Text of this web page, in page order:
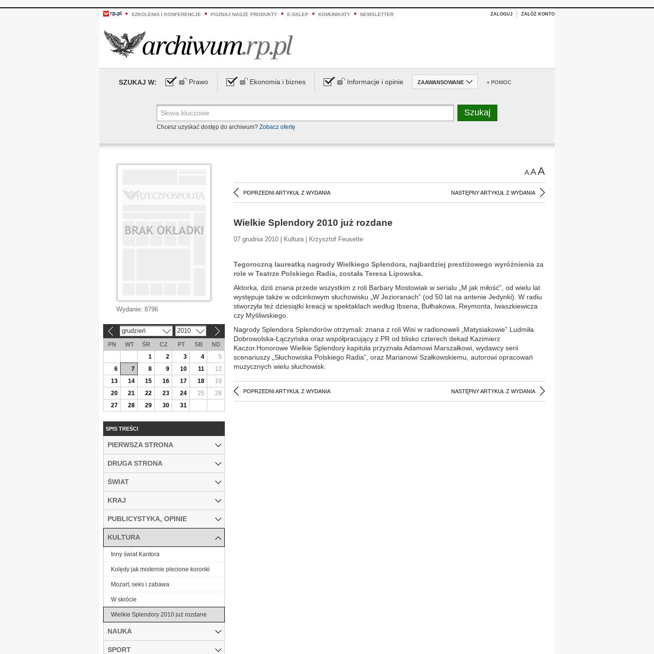
SZKOLENIA I KONFERENCJE POZNAJ NASZE PRODUKTY E-SKLEP KOMUNIKATY NEWSLETTER ZALOGUJ ZAŁÓŻ KONTO
SZUKAJ W: Prawo Ekonomia i biznes Informacje i opinie ZAAWANSOWANE + POMOC
Chcesz uzyskać dostęp do archiwum? Zobacz ofertę
AAA
POPRZEDNI ARTYKUŁ Z WYDANIA NASTĘPNY ARTYKUŁ Z WYDANIA
Wielkie Splendory 2010 już rozdane
07 grudnia 2010 | Kultura | Krzysztof Feusette
Tegoroczną laureatką nagrody Wielkiego Splendora, najbardziej prestiżowego wyróżnienia za
role w Teatrze Polskiego Radia, została Teresa Lipowska.
Aktorka, dziś znana przede wszystkim z roli Barbary Mostowiak w serialu „M jak miłość”, od wielu lat
występuje także w odcinkowym słuchowisku „W Jezioranach” (od 50 lat na antenie Jedynki). W radiu
stworzyła też dziesiątki kreacji w spektaklach według Ibsena, Bułhakowa, Reymonta, Iwaszkiewicza
czy Myśliwskiego.
Nagrody Splendora Splendorów otrzymali: znana z roli Wisi w radionoweli „Matysiakowie” Ludmiła
Dobrowolska-Łączyńska oraz współpracujący z PR od blisko czterech dekad Kazimierz
Kaczor.Honorowe Wielkie Splendory kapituła przyznała Adamowi Marszałkowi, wydawcy serii
scenariuszy „Słuchowiska Polskiego Radia”, oraz Marianowi Szałkowskiemu, autorowi opracowań
muzycznych wielu słuchowisk.
POPRZEDNI ARTYKUŁ Z WYDANIA NASTĘPNY ARTYKUŁ Z WYDANIA
Wydanie: 8796
grudzień 2010
PN WT ŚR CZ PT SB
ND
1
2 3 4
5
6
7 8 9 10 11
12
13
14 15 16 17 18
19
20
21 22 23 24 25
26
27
28 29 30 31
SPIS TREŚCI
PIERWSZA STRONA
DRUGA STRONA
ŚWIAT
KRAJ
PUBLICYSTYKA, OPINIE
KULTURA
Inny świat Kantora
Kolędy jak misternie plecione koronki
Mozart, seks i zabawa
W skrócie
Wielkie Splendory 2010 już rozdane
NAUKA
SPORT